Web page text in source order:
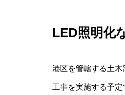
LED照明化
港区を管轄する土
工事を実施する予